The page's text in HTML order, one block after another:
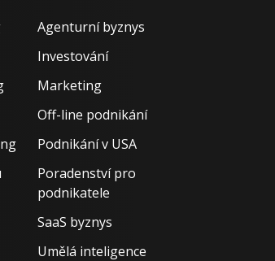
Agenturní byznys
Investování
Marketing
Off-line podnikání
Podnikání v USA
Poradenství pro
podnikatele
SaaS byznys
Umělá inteligence